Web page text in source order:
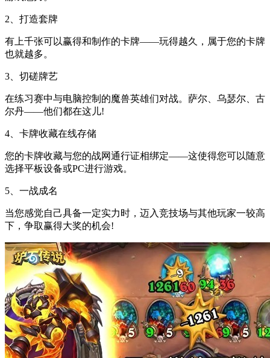
2、打造套牌
有上千张可以赢得和制作的卡牌——玩得越久，属于您的卡牌
也就越多。
3、切磋牌艺
在练习赛中与电脑控制的魔兽英雄们对战。萨尔、乌瑟尔、古
尔丹——他们都在这儿!
4、卡牌收藏在线存储
您的卡牌收藏与您的战网通行证相绑定——这使得您可以随意
选择平板设备或PC进行游戏。
5、一战成名
当您感觉自己具备一定实力时，迈入竞技场与其他玩家一较高
下，争取赢得大奖的机会!